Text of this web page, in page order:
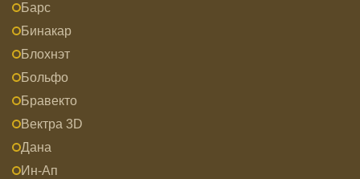
Барс
Бинакар
Блохнэт
Больфо
Бравекто
Вектра 3D
Дана
Ин-Ап